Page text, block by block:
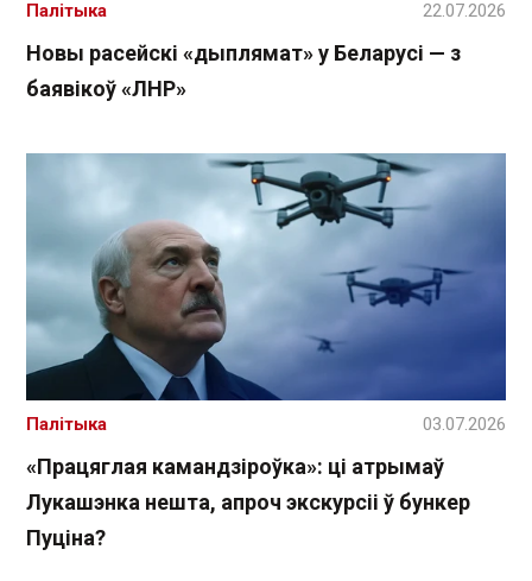
Новы расейскі «дыплямат» у Беларусі — з
баявікоў «ЛНР»
Палітыка 22.07.2026
«Працяглая камандзіроўка»: ці атрымаў
Лукашэнка нешта, апроч экскурсіі ў бункер
Пуціна?
Палітыка 03.07.2026